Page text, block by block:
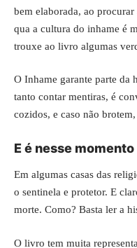
bem elaborada, ao
qua a cultura do inhame é
trouxe ao livro algumas
O Inhame garante parte da
tanto contar mentiras, é
cozidos, e caso não
E é nesse
Em algumas casas das
o sentinela e protetor. E
morte. Como? Basta ler a
O livro tem muita